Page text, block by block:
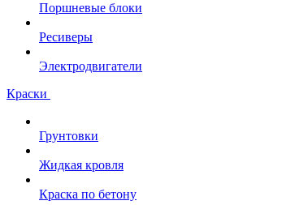
Поршневые блоки
Ресиверы
Электродвигатели
Краски
Грунтовки
Жидкая кровля
Краска по бетону